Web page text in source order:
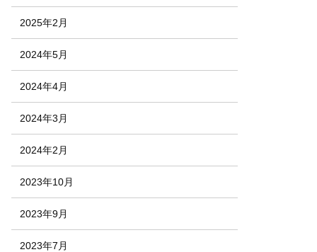
2025年2月
2024年5月
2024年4月
2024年3月
2024年2月
2023年10月
2023年9月
2023年7月